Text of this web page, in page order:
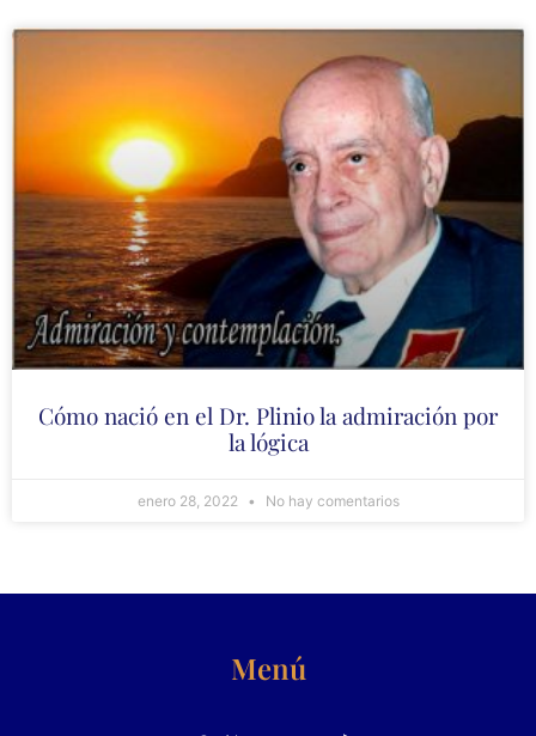
Cómo nació en el Dr. Plinio la admiración por
la lógica
enero 28, 2022 No hay comentarios
Menú